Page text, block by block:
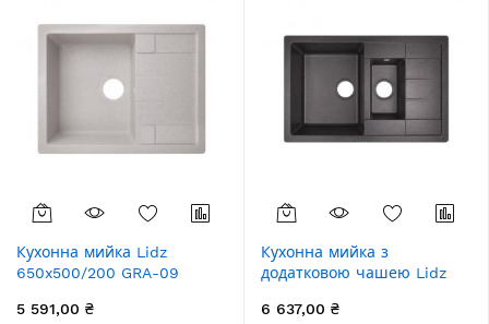
Кухонна мийка Lidz
650x500/200 GRA-09
5 591,00 ₴
Кухонна мийка з
додатковою чашею Lidz
(LIDZBLA03780495200)
6 637,00 ₴